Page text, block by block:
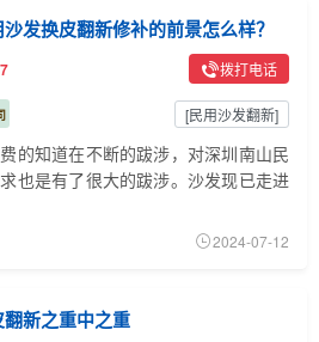
发换皮翻新修补的前景怎么样？
拨打电话
[民用沙发翻新]
的知道在不断的跋涉，对深圳南山民
也是有了很大的跋涉。沙发现已走进
2024-07-12
新之重中之重